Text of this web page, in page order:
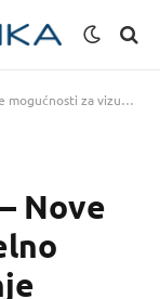
vizuelno rukovanje i pakovanje
Nove